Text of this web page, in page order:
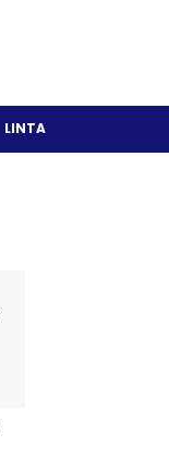
LINTAS OLAH RAGA